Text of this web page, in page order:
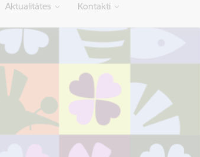
Aktualitātes Kontakti